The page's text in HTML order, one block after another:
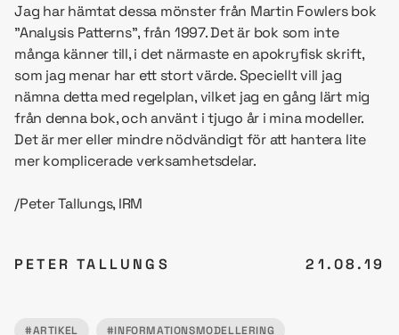
Jag har hämtat dessa mönster från Martin Fowlers bok
”Analysis Patterns”, från 1997. Det är bok som inte
många känner till, i det närmaste en apokryfisk skrift,
som jag menar har ett stort värde. Speciellt vill jag
nämna detta med regelplan, vilket jag en gång lärt mig
från denna bok, och använt i tjugo år i mina modeller.
Det är mer eller mindre nödvändigt för att hantera lite
mer komplicerade verksamhetsdelar.
/Peter Tallungs, IRM
PETER TALLUNGS 21.08.19
#ARTIKEL #INFORMATIONSMODELLERING